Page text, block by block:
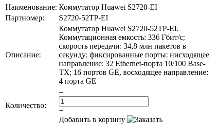
Наименование: Коммутатор Huawei S2720-EI
Партномер:
S2720-52TP-EI
Описание:
Коммутатор Huawei S2720-52TP-EI.
Коммутационная емкость: 336 Гбит/с;
скорость передачи: 34,8 млн пакетов в
секунду; фиксированные порты: нисходящее
направление: 32 Ethernet-порта 10/100 Base-
TX; 16 портов GE, восходящее направление:
4 порта GE
Количество:
–
+
Добавить в корзину